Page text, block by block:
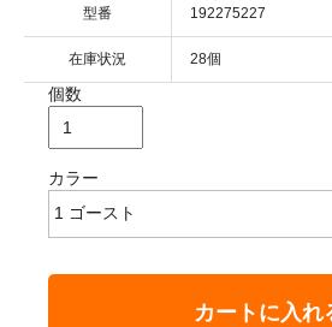
型番 192275227
在庫状況 28個
個数
カラー
カートに入れ